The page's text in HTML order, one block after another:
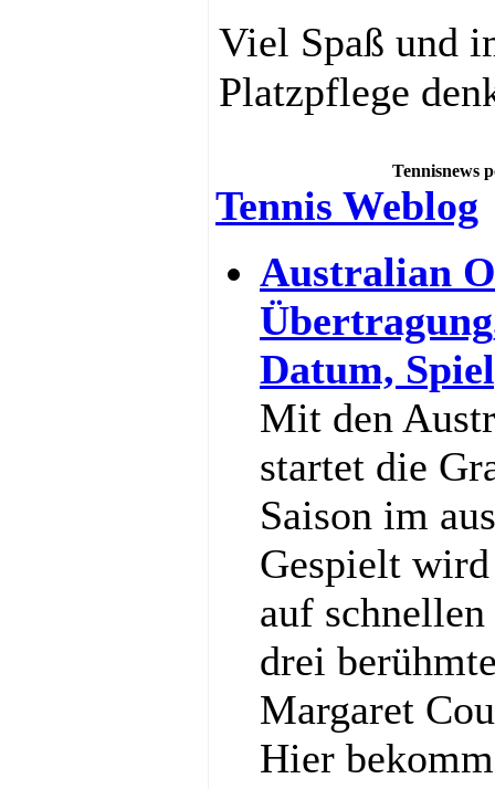
Viel Spaß und
Platzpflege
Tennisnews
Tennis Weblog
Australian
Datum,
Mit den
startet die
Saison im
Gespielt
auf
drei
Margaret
Hier